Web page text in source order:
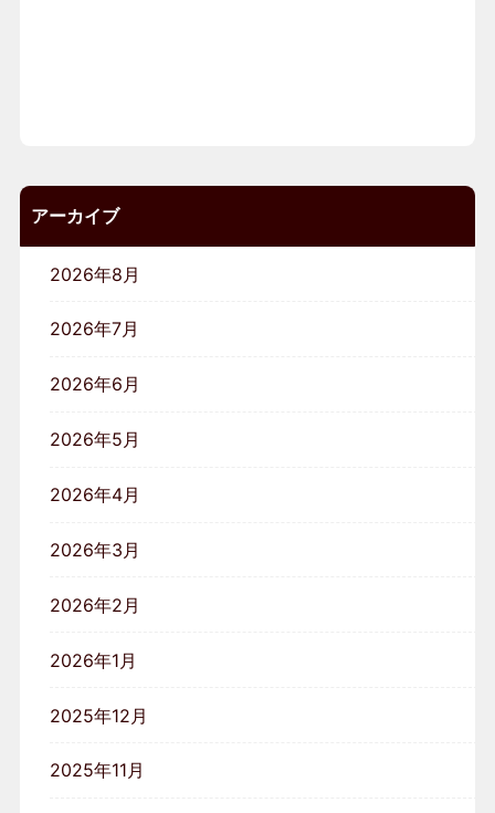
アーカイブ
2026年8月
2026年7月
2026年6月
2026年5月
2026年4月
2026年3月
2026年2月
2026年1月
2025年12月
2025年11月